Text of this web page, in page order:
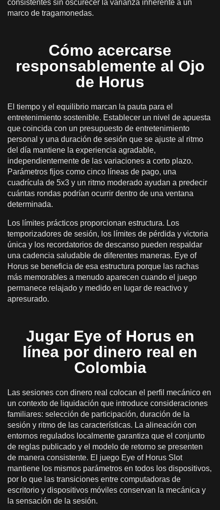
consistentes sin oscurecer la varianza inherente a un
marco de tragamonedas.
Cómo acercarse
responsablemente al Ojo
de Horus
El tiempo y el equilibrio marcan la pauta para el
entretenimiento sostenible. Establecer un nivel de apuesta
que coincida con un presupuesto de entretenimiento
personal y una duración de sesión que se ajuste al ritmo
del día mantiene la experiencia agradable,
independientemente de las variaciones a corto plazo.
Parámetros fijos como cinco líneas de pago, una
cuadrícula de 5x3 y un ritmo moderado ayudan a predecir
cuántas rondas podrían ocurrir dentro de una ventana
determinada.
Los límites prácticos proporcionan estructura. Los
temporizadores de sesión, los límites de pérdida y victoria
única y los recordatorios de descanso pueden respaldar
una cadencia saludable de diferentes maneras. Eye of
Horus se beneficia de esa estructura porque las rachas
más memorables a menudo aparecen cuando el juego
permanece relajado y medido en lugar de reactivo y
apresurado.
Jugar Eye of Horus en
línea por dinero real en
Colombia
Las sesiones con dinero real colocan el perfil mecánico en
un contexto de liquidación que introduce consideraciones
familiares: selección de participación, duración de la
sesión y ritmo de las características. La alineación con
entornos regulados localmente garantiza que el conjunto
de reglas publicado y el modelo de retorno se presenten
de manera consistente. El juego Eye of Horus Slot
mantiene los mismos parámetros en todos los dispositivos,
por lo que las transiciones entre computadoras de
escritorio y dispositivos móviles conservan la mecánica y
la sensación de la sesión.